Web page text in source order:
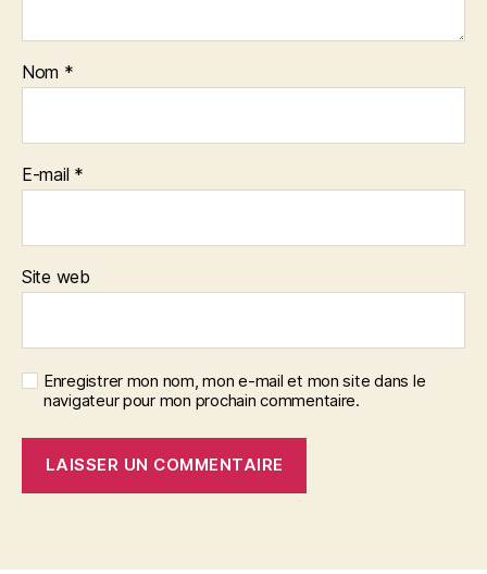
Nom *
E-mail *
Site web
Enregistrer mon nom, mon e-mail et mon site dans le
navigateur pour mon prochain commentaire.